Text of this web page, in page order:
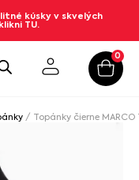
kúsky v skvelých
TU.
0
/ Topánky čierne MARCO